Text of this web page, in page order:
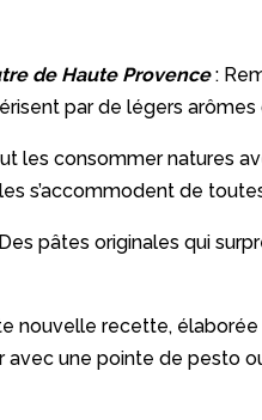
de Haute Provence:
par de légers
les consommer natures
s’accommodent de
pâtes originales qui
nouvelle recette, élaborée
avec une pointe de pesto